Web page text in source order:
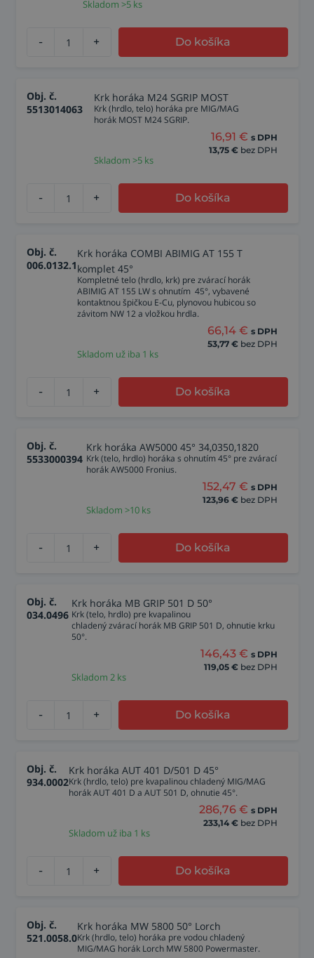
Skladom >5 ks
- + Do košíka
Obj. č.
5513014063
Krk horáka M24 SGRIP MOST
Krk (hrdlo, telo) horáka pre MIG/MAG
horák MOST M24 SGRIP.
16,91 € s DPH
13,75 € bez DPH
Skladom >5 ks
- + Do košíka
Obj. č.
006.0132.1
Krk horáka COMBI ABIMIG AT 155 T
komplet 45°
Kompletné telo (hrdlo, krk) pre zvárací horák
ABIMIG AT 155 LW s ohnutím 45°, vybavené
kontaktnou špičkou E-Cu, plynovou hubicou so
závitom NW 12 a vložkou hrdla.
66,14 € s DPH
53,77 € bez DPH
Skladom už iba 1 ks
- + Do košíka
Obj. č.
5533000394
Krk horáka AW5000 45° 34,0350,1820
Krk (telo, hrdlo) horáka s ohnutím 45° pre zvárací
horák AW5000 Fronius.
152,47 € s DPH
123,96 € bez DPH
Skladom >10 ks
- + Do košíka
Obj. č.
034.0496
Krk horáka MB GRIP 501 D 50°
Krk (telo, hrdlo) pre kvapalinou
chladený zvárací horák MB GRIP 501 D, ohnutie krku
50°.
146,43 € s DPH
119,05 € bez DPH
Skladom 2 ks
- + Do košíka
Obj. č.
934.0002
Krk horáka AUT 401 D/501 D 45°
Krk (hrdlo, telo) pre kvapalinou chladený MIG/MAG
horák AUT 401 D a AUT 501 D, ohnutie 45°.
286,76 € s DPH
233,14 € bez DPH
Skladom už iba 1 ks
- + Do košíka
Obj. č.
521.0058.0
Krk horáka MW 5800 50° Lorch
Krk (hrdlo, telo) horáka pre vodou chladený
MIG/MAG horák Lorch MW 5800 Powermaster.